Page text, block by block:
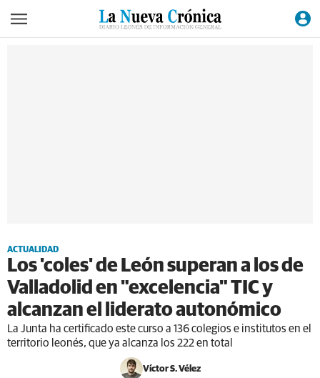
ACTUALIDAD
Los 'coles' de León superan a los de
Valladolid en "excelencia" TIC y
alcanzan el liderato autonómico
La Junta ha certificado este curso a 136 colegios e institutos en el
territorio leonés, que ya alcanza los 222 en total
Víctor S. Vélez